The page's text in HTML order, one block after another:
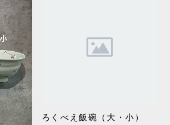
ろくべえ飯碗（大・小）